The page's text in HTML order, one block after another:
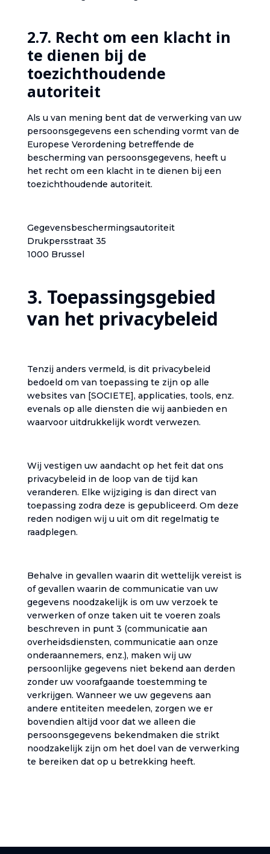
‎2.7. Recht om een klacht in
te dienen bij de
toezichthoudende
autoriteit‎
‎Als u van mening bent dat de verwerking van uw
persoonsgegevens een schending vormt van de
Europese Verordening betreffende de
bescherming van persoonsgegevens, heeft u
het recht om een klacht in te dienen bij een
toezichthoudende autoriteit.‎
‎Gegevensbeschermingsautoriteit‎
Drukpersstraat 35‎
1000 Brussel‎
‎3. Toepassingsgebied
van het privacybeleid‎
‎Tenzij anders vermeld, is dit privacybeleid
bedoeld om van toepassing te zijn op alle
websites van ‎[SOCIETE], applicaties, tools, enz.
evenals op alle diensten die wij aanbieden en
waarvoor uitdrukkelijk wordt verwezen.‎
‎Wij vestigen uw aandacht op het feit dat ons
privacybeleid in de loop van de tijd kan
veranderen. Elke wijziging is dan direct van
toepassing zodra deze is gepubliceerd. Om deze
reden nodigen wij u uit om dit regelmatig te
raadplegen.‎
‎Behalve in gevallen waarin dit wettelijk vereist is
of gevallen waarin de communicatie van uw
gegevens noodzakelijk is om uw verzoek te
verwerken of onze taken uit te voeren zoals
beschreven in punt 3 (communicatie aan
overheidsdiensten, communicatie aan onze
onderaannemers, enz.), maken wij uw
persoonlijke gegevens niet bekend aan derden
zonder uw voorafgaande toestemming te
verkrijgen. Wanneer we uw gegevens aan
andere entiteiten meedelen, zorgen we er
bovendien altijd voor dat we alleen die
persoonsgegevens bekendmaken die strikt
noodzakelijk zijn om het doel van de verwerking
te bereiken dat op u betrekking heeft.‎